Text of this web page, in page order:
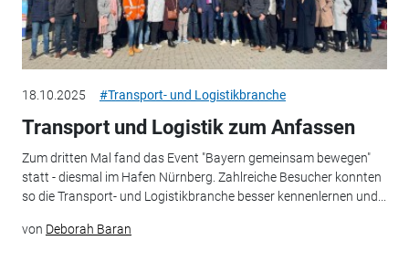
18.10.2025 #Transport- und Logistikbranche
Transport und Logistik zum Anfassen
Zum dritten Mal fand das Event "Bayern gemeinsam bewegen"
statt - diesmal im Hafen Nürnberg. Zahlreiche Besucher konnten
so die Transport- und Logistikbranche besser kennenlernen und...
von Deborah Baran